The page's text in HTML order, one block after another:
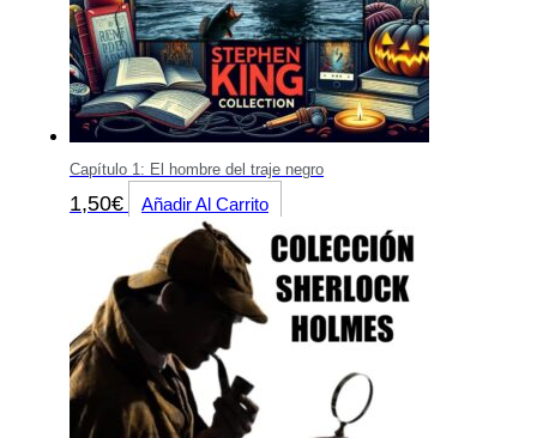
Capítulo 1: El hombre del traje negro
1,50€ Añadir Al Carrito